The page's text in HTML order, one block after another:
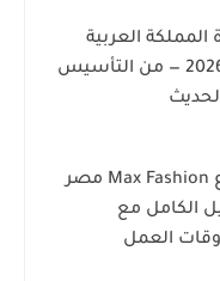
المملكة العربية
السعودية 2026 — من التأسيس
أفضل فروع Max Fashion مصر
الكامل مع
العمل